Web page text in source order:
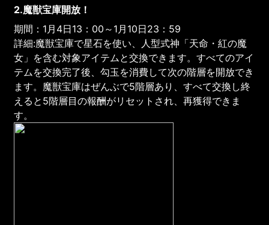
2.魔獣宝庫開放！
期間：1月4日13：00～1月10日23：59
詳細:魔獣宝庫で星石を使い、人型式神「天命・紅の魔
女」を含む対象アイテムと交換できます。すべてのアイ
テムを交換完了後、勾玉を消費して次の階層を開放でき
ます。魔獣宝庫はぜんぶで5階層あり、すべて交換し終
えると5階層目の報酬がリセットされ、再獲得できま
す。